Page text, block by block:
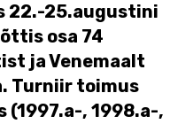
22.-25.augustini
osa 74
ja Venemaalt
Turniir toimus
(1997.a-, 1998.a-,